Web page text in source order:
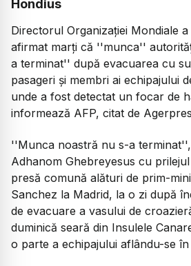
Hondius
Directorul Organizației Mondiale
afirmat marți că ''munca''
a terminat'' după evacuarea cu
pasageri și membri ai echipajului
unde a fost detectat un focar de
informează AFP, citat de
''Munca noastră nu s-a
Adhanom Ghebreyesus cu
presă comună alături de prim-
Sanchez la Madrid, la o zi după
de evacuare a vasului de
duminică seară din Insulele
o parte a echipajului aflându-se